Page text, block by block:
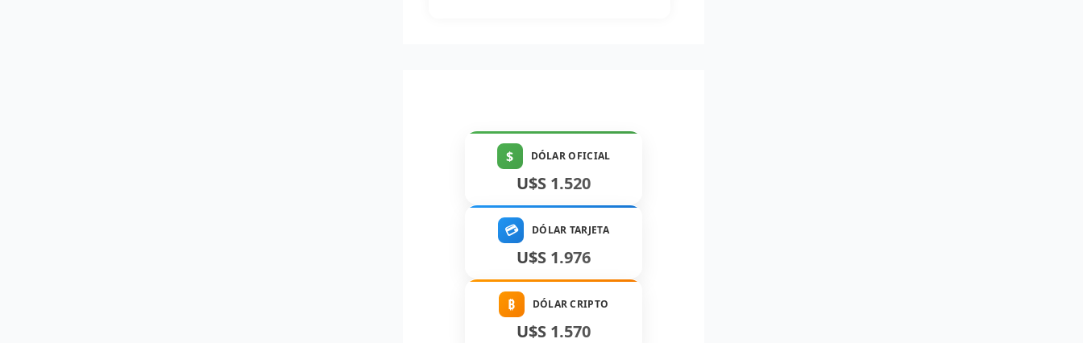
$ DÓLAR OFICIAL
U$S 1.520
💳 DÓLAR TARJETA
U$S 1.976
₿ DÓLAR CRIPTO
U$S 1.570